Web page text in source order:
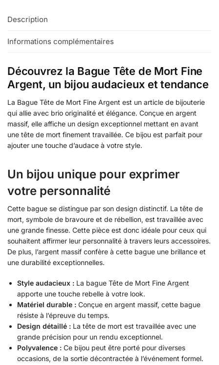
Description
Informations complémentaires
Découvrez la Bague Tête de Mort Fine
Argent, un bijou audacieux et tendance
La Bague Tête de Mort Fine Argent est un article de bijouterie
qui allie avec brio originalité et élégance. Conçue en argent
massif, elle affiche un design exceptionnel mettant en avant
une tête de mort finement travaillée. Ce bijou est parfait pour
ajouter une touche d’audace à votre style.
Un bijou unique pour exprimer
votre personnalité
Cette bague se distingue par son design distinctif. La tête de
mort, symbole de bravoure et de rébellion, est travaillée avec
une grande finesse. Cette pièce est donc idéale pour ceux qui
souhaitent affirmer leur personnalité à travers leurs accessoires.
De plus, l’argent massif confère à cette bague une brillance et
une durabilité exceptionnelles.
Style audacieux : La bague Tête de Mort Fine Argent
apporte une touche rebelle à votre look.
Matériel durable : Conçue en argent massif, cette bague
résiste à l’épreuve du temps.
Design détaillé : La tête de mort est travaillée avec une
grande précision pour un rendu exceptionnel.
Polyvalence : Ce bijou peut être porté pour diverses
occasions, de la sortie décontractée à l’événement formel.